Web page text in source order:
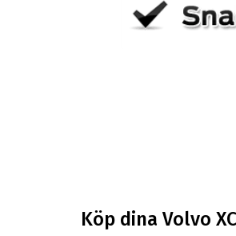
Köp dina Volvo